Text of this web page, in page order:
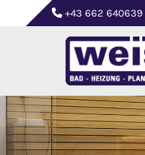
 +43 662 640639